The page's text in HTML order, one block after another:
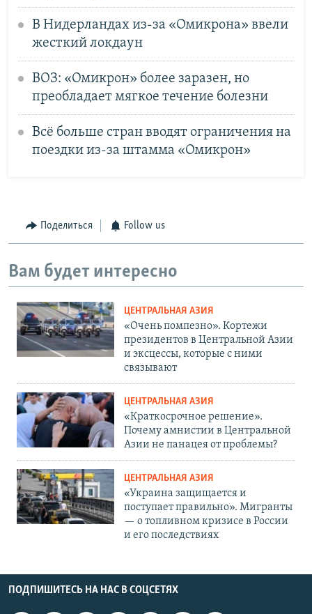
В Нидерландах из-за «Омикрона» ввели
жесткий локдаун
ВОЗ: «Омикрон» более заразен, но
преобладает мягкое течение болезни
Всё больше стран вводят ограничения на
поездки из-за штамма «Омикрон»
Поделиться Follow us
Вам будет интересно
ЦЕНТРАЛЬНАЯ АЗИЯ
«Очень помпезно». Кортежи
президентов в Центральной Азии
и эксцессы, которые с ними
связывают
ЦЕНТРАЛЬНАЯ АЗИЯ
«Краткосрочное решение».
Почему амнистии в Центральной
Азии не панацея от проблемы?
ЦЕНТРАЛЬНАЯ АЗИЯ
«Украина защищается и
поступает правильно». Мигранты
— о топливном кризисе в России
и его последствиях
ПОДПИШИТЕСЬ НА НАС В СОЦСЕТЯХ